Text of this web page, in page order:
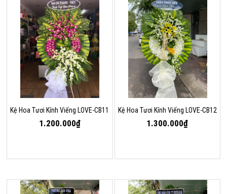
Kệ Hoa Tươi Kính Viếng LOVE-CB11
1.200.000₫
Kệ Hoa Tươi Kính Viếng LOVE-CB12
1.300.000₫